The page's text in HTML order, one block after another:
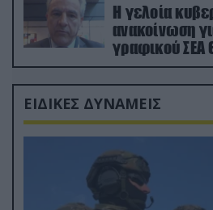
Η γελοία
ανακοίνωση
γραφικού ΣΕΑ
Ρώσους
ΕΙΔΙΚΕΣ ΔΥΝΑΜΕΙΣ